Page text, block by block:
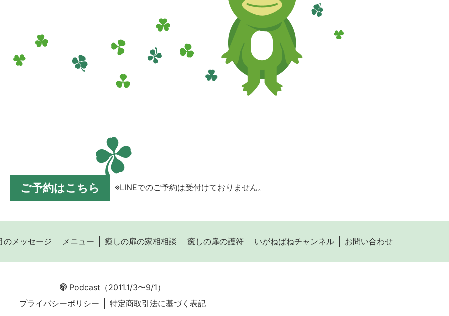
ご予約はこちら ※LINEでのご予約は受付けておりません。
のメッセージ メニュー 癒しの扉の家相相談 癒しの扉の護符 いがねばねチャンネル お問い合わせ
Podcast （2011.1/3〜9/1）
プライバシーポリシー 特定商取引法に基づく表記